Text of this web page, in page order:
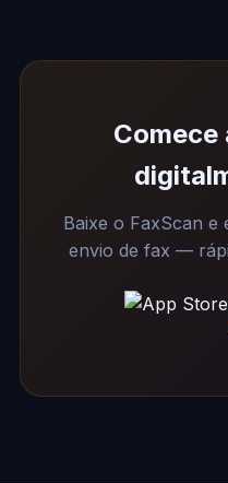
Comece
Baixe o FaxScan
envio de fax —